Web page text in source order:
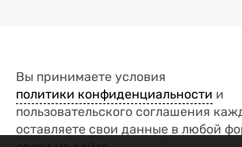
Вы принимаете условия
политики конфиденциальности и
пользовательского соглашения
оставляете свои данные в любой